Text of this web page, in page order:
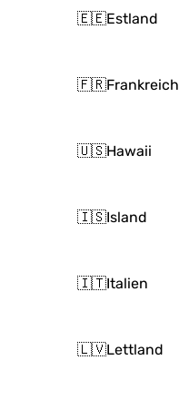
🇪🇪Estland
🇫🇷Frankreich
🇺🇸Hawaii
🇮🇸Island
🇮🇹Italien
🇱🇻Lettland